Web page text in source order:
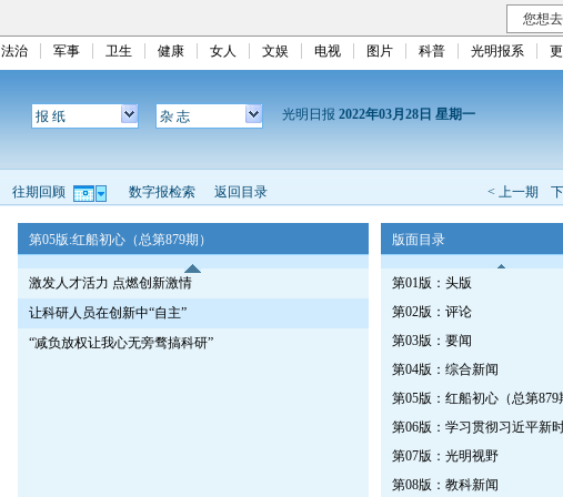
您想
法治 军事 卫生 健康 女人 文娱 电视 图片 科普 光明报系
报 纸 杂 志 光明日报 2022年03月28日 星期一
< 上一期
往期回顾 数字报检索 返回目录
第05版:红船初心（总第879期）
激发人才活力 点燃创新激情
让科研人员在创新中“自主”
“减负放权让我心无旁骛搞科研”
版面目录
第01版：头版
第02版：评论
第03版：要闻
第04版：综合新闻
第05版：红船初心（总第879
第07版：光明视野
第08版：教科新闻